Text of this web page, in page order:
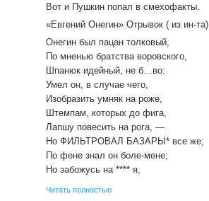
Вот и Пушкин попал в смехофакты.
«Евгений Онегин» Отрывок ( из ин-та)
Онегин был пацан толковый,
По мненью братства воровского,
Шпанюк идейный, не б…во:
Умел он, в случае чего,
Изобразить умняк на роже,
Штемпам, которых до фига,
Лапшу повесить на рога, —
Но ФИЛЬТРОВАЛ БАЗАРЫ* все же;
По фене знал он боле-мене;
Но забожусь на **** я,
Читать полностью